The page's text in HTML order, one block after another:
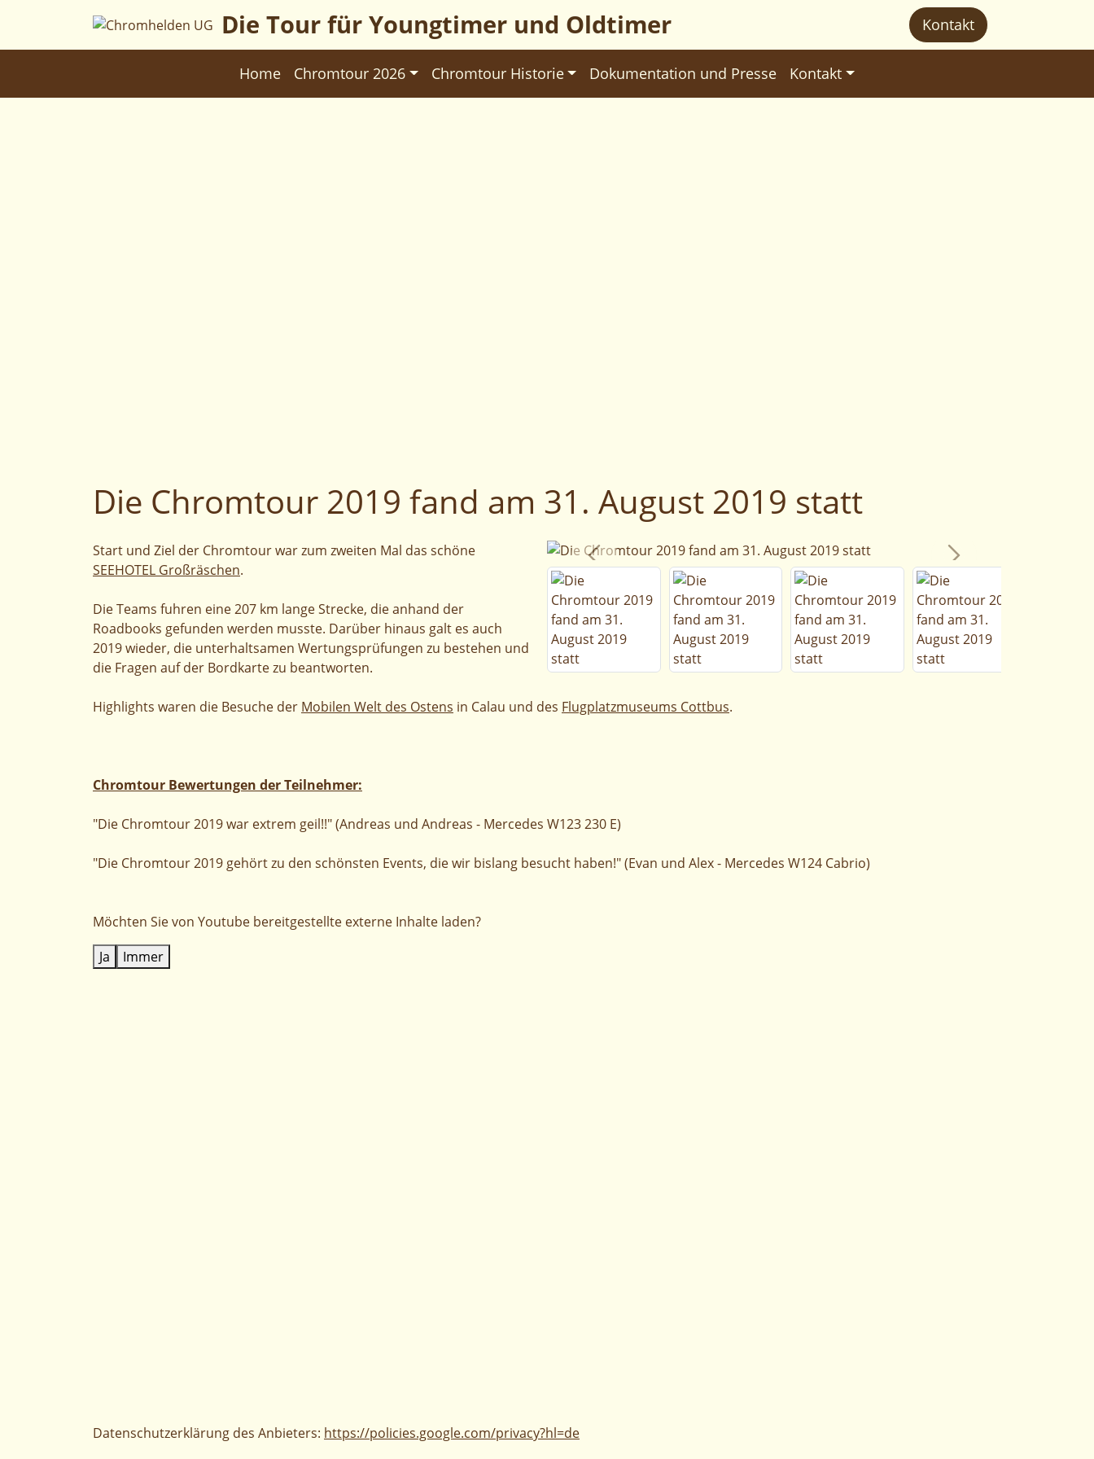
Die Tour für Youngtimer und Oldtimer Kontakt
Home Chromtour 2026 Chromtour Historie Dokumentation und Presse Kontakt
Die Chromtour 2019 fand am 31. August 2019 statt
Start und Ziel der Chromtour war zum zweiten Mal das schöne
SEEHOTEL Großräschen.
Die Teams fuhren eine 207 km lange Strecke, die anhand der
Roadbooks gefunden werden musste. Darüber hinaus galt es auch
2019 wieder, die unterhaltsamen Wertungsprüfungen zu bestehen und
die Fragen auf der Bordkarte zu beantworten.
Highlights waren die Besuche der Mobilen Welt des Ostens in Calau und des Flugplatzmuseums Cottbus.
Chromtour Bewertungen der Teilnehmer:
"Die Chromtour 2019 war extrem geil!!" (Andreas und Andreas - Mercedes W123 230 E)
"Die Chromtour 2019 gehört zu den schönsten Events, die wir bislang besucht haben!" (Evan und Alex - Mercedes W124 Cabrio)
Möchten Sie von Youtube bereitgestellte externe Inhalte laden?
Ja
Immer
Datenschutzerklärung des Anbieters: https://policies.google.com/privacy?hl=de